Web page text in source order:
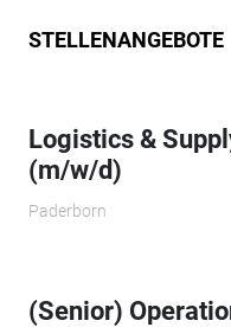
STELLENANGEBOTE
Logistics &
(m/w/d)
Paderborn
(Senior)